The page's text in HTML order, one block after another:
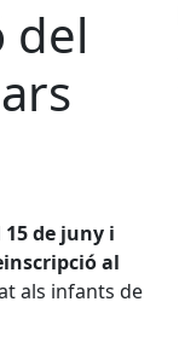
del
15 de juny i
al
als infants de